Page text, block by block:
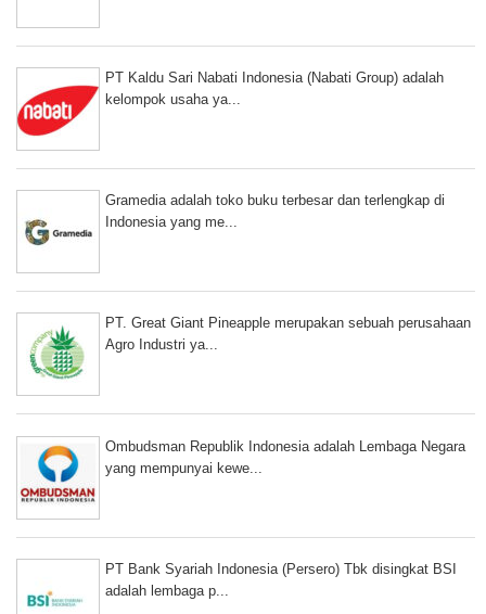
PT Kaldu Sari Nabati Indonesia (Nabati Group) adalah
kelompok usaha ya...
Gramedia adalah toko buku terbesar dan terlengkap di
Indonesia yang me...
PT. Great Giant Pineapple merupakan sebuah perusahaan
Agro Industri ya...
Ombudsman Republik Indonesia adalah Lembaga Negara
yang mempunyai kewe...
PT Bank Syariah Indonesia (Persero) Tbk disingkat BSI
adalah lembaga p...